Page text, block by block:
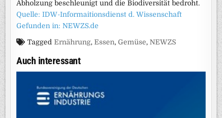
Abholzung beschleunigt und die Biodiversität bedroht.
Quelle: IDW-Informaitionsdienst d. Wissenschaft
Gefunden in: NEWZS.de
TaggedErnährung,Essen,Gemüse,NEWZS
Auch interessant